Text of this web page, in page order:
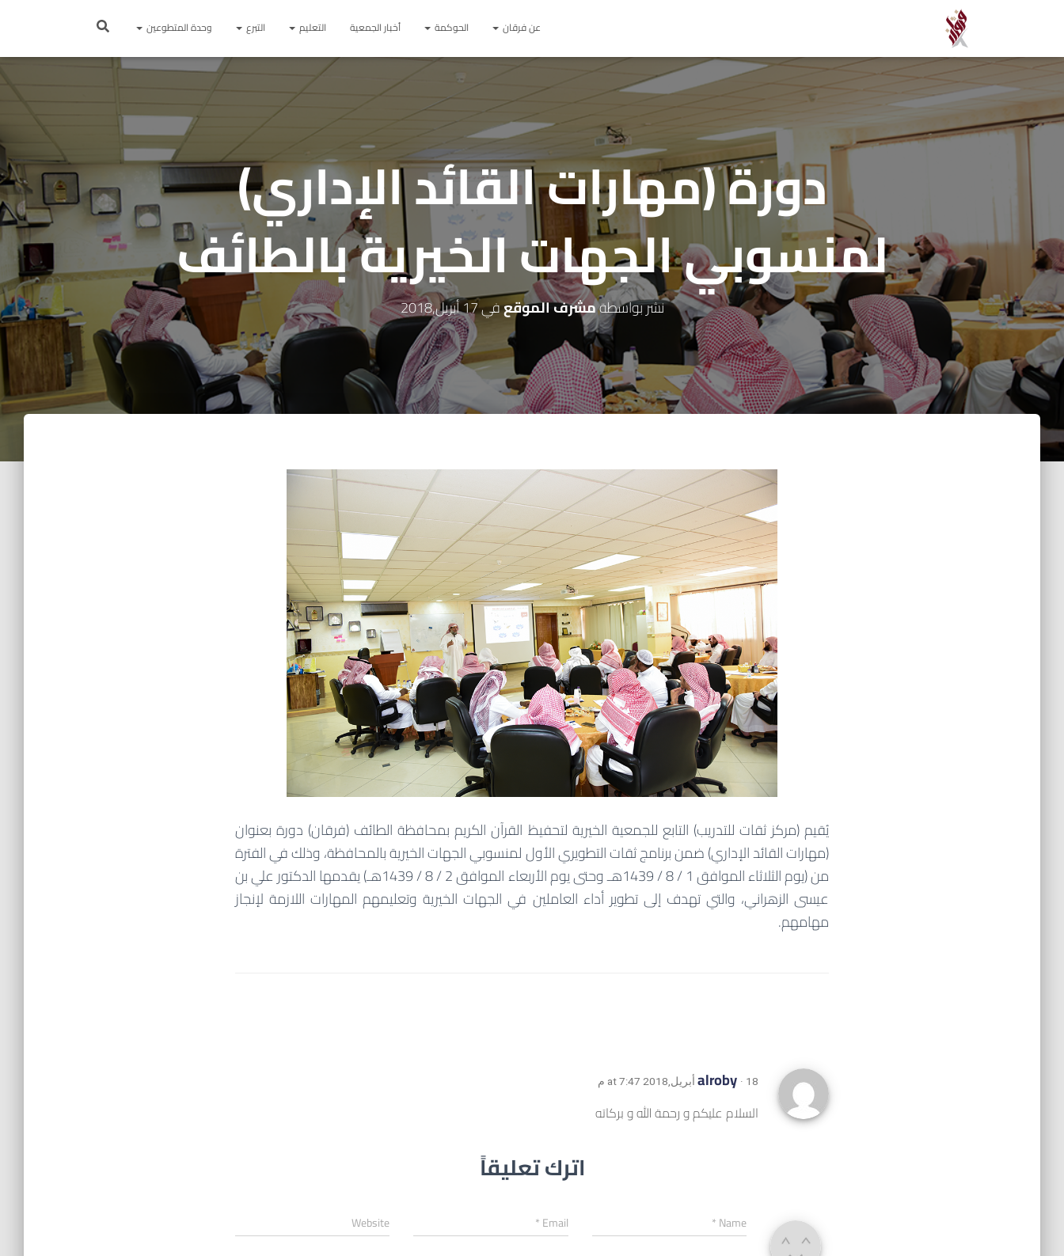
عن فرقان الحوكمة أخبار الجمعية التعليم التبرع وحدة المتطوعين
دورة (مهارات القائد الإداري)
لمنسوبي الجهات الخيرية بالطائف
نشر بواسطةمشرف الموقعفي17 أبريل,2018
يُقيم (مركز ثقات للتدريب) التابع للجمعية الخيرية لتحفيظ القرآن الكريم بمحافظة الطائف (فرقان) دورة بعنوان
(مهارات القائد الإداري) ضمن برنامج ثقات التطويري الأول لمنسوبي الجهات الخيرية بالمحافظة، وذلك في الفترة
من (يوم الثلاثاء الموافق 1 / 8 / 1439هـ وحتى يوم الأربعاء الموافق 2 / 8 / 1439هـ) يقدمها الدكتور علي بن
عيسى الزهراني، والتي تهدف إلى تطوير أداء العاملين في الجهات الخيرية وتعليمهم المهارات اللازمة لإنجاز
مهامهم.
alroby · 18 أبريل,2018 at 7:47 م
السلام عليكم و رحمة الله و بركاته
اترك تعليقاً
Name
*
Email
*
Website